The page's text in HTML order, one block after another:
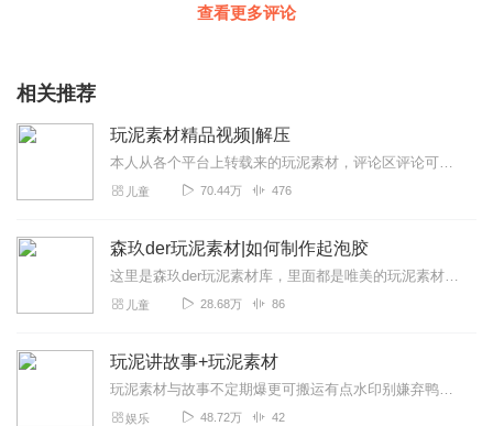
喜欢就是喜欢，没有理由的啦。
2025_冬儿陪梦汐跨年
社长的专辑必须支持，有些超赞哦
Gryffindor找球手
太好听了了！！！！！！
哇⊙ω⊙好棒ヾ ^_^♪好棒aaa
查看更多评论
相关推荐
玩泥素材精品视频|解压
本人从各个平台上转载来的玩泥素材，评论区评论可抱走。各种史莱姆图片展示↓...
儿童 70.44万 476
森玖der玩泥素材|如何制作起泡胶
这里是森玖der玩泥素材库，里面都是唯美的玩泥素材哦.非常优质.也非常的声控解压.快来观看吧！求喜马大大给点流量！偶尔也会更新，如何制作起泡胶的哦
儿童 28.68万 86
玩泥讲故事+玩泥素材
玩泥素材与故事不定期爆更可搬运有点水印别嫌弃鸭每日至少更1集
娱乐 48.72万 42